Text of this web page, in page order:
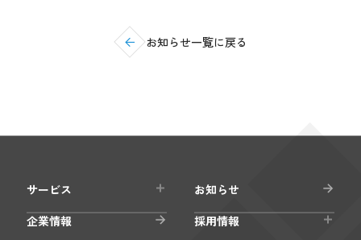
お知らせ一覧に戻る
サービス
お知らせ
企業情報
採用情報